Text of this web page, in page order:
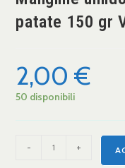
patate 150 gr
2,00€
50 disponibili
- +